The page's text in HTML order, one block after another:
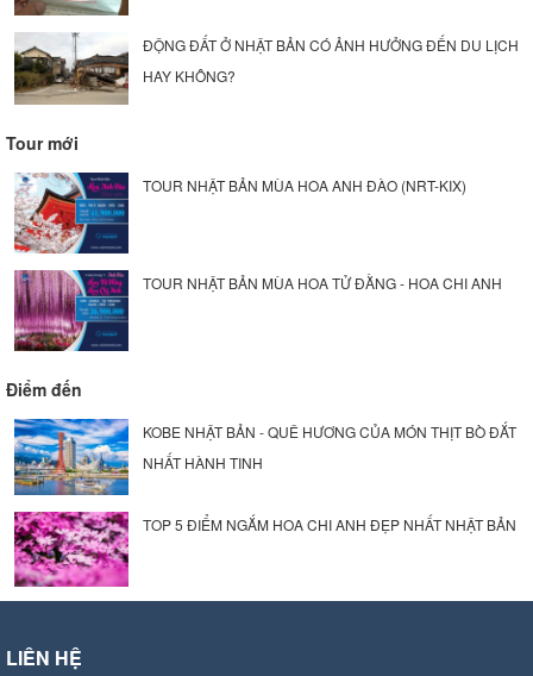
ĐỘNG ĐẤT Ở NHẬT BẢN CÓ ẢNH HƯỞNG ĐẾN DU LỊCH
HAY KHÔNG?
Tour mới
TOUR NHẬT BẢN MÙA HOA ANH ĐÀO (NRT-KIX)
TOUR NHẬT BẢN MÙA HOA TỬ ĐẰNG - HOA CHI ANH
Điểm đến
KOBE NHẬT BẢN - QUÊ HƯƠNG CỦA MÓN THỊT BÒ ĐẮT
NHẤT HÀNH TINH
TOP 5 ĐIỂM NGẮM HOA CHI ANH ĐẸP NHẤT NHẬT BẢN
LIÊN HỆ